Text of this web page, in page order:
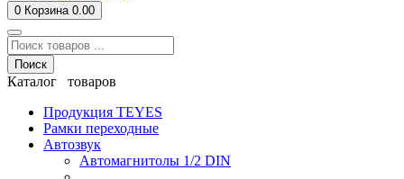
0 Корзина 0.00
Поиск
Каталог товаров
Продукция TEYES
Рамки переходные
Автозвук
Автомагнитолы 1/2 DIN